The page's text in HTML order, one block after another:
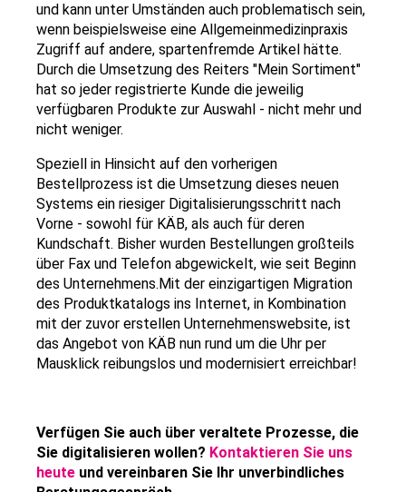
und kann unter Umständen auch problematisch sein,
wenn beispielsweise eine Allgemeinmedizinpraxis
Zugriff auf andere, spartenfremde Artikel hätte.
Durch die Umsetzung des Reiters "Mein Sortiment"
hat so jeder registrierte Kunde die jeweilig
verfügbaren Produkte zur Auswahl - nicht mehr und
nicht weniger.
Speziell in Hinsicht auf den vorherigen
Bestellprozess ist die Umsetzung dieses neuen
Systems ein riesiger Digitalisierungsschritt nach
Vorne - sowohl für KÄB, als auch für deren
Kundschaft. Bisher wurden Bestellungen großteils
über Fax und Telefon abgewickelt, wie seit Beginn
des Unternehmens.Mit der einzigartigen Migration
des Produktkatalogs ins Internet, in Kombination
mit der zuvor erstellen Unternehmenswebsite, ist
das Angebot von KÄB nun rund um die Uhr per
Mausklick reibungslos und modernisiert erreichbar!
Verfügen Sie auch über veraltete Prozesse, die
Sie digitalisieren wollen? Kontaktieren Sie uns
heute und vereinbaren Sie Ihr unverbindliches